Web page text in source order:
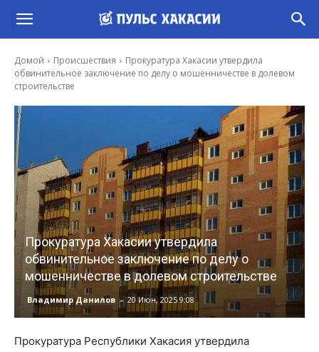
Домой Происшествия
Прокуратура Хакасии утвердила
обвинительное заключение по делу о мошенничестве в долевом
строительстве
Прокуратура Хакасии утвердила
обвинительное заключение по делу о
мошенничестве в долевом строительстве
Владимир Данилов - 20 Июн, 2025 9:08
Прокуратура Республики Хакасия утвердила